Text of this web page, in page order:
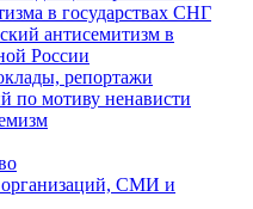
в государствах СНГ
антисемитизм в
России
репортажи
по мотиву ненависти
организаций, СМИ и